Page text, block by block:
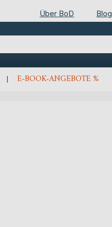
Über BoD Blog
E-BOOK-ANGEBOTE %